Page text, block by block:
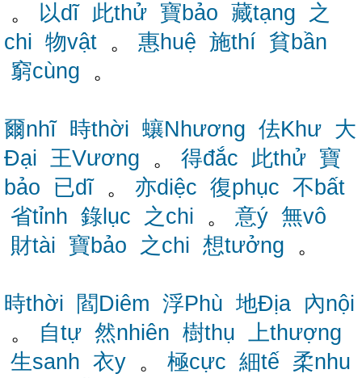
。 以dĩ 此thử 寶bảo 藏tạng
之
chi 物vật 。 惠huệ 施thí 貧bần
窮cùng 。
爾nhĩ 時thời 蠰Nhương 佉Khư 大
Đại 王Vương 。 得đắc 此thử 寶
bảo
已dĩ。 亦diệc 復phục 不bất
省tỉnh 錄lục 之chi 。 意ý 無vô
財tài 寶bảo 之chi 想tưởng 。
時thời 閻Diêm 浮Phù 地Địa 內nội
。 自tự 然nhiên 樹thụ 上thượng
生sanh 衣y 。 極cực 細tế 柔nhu